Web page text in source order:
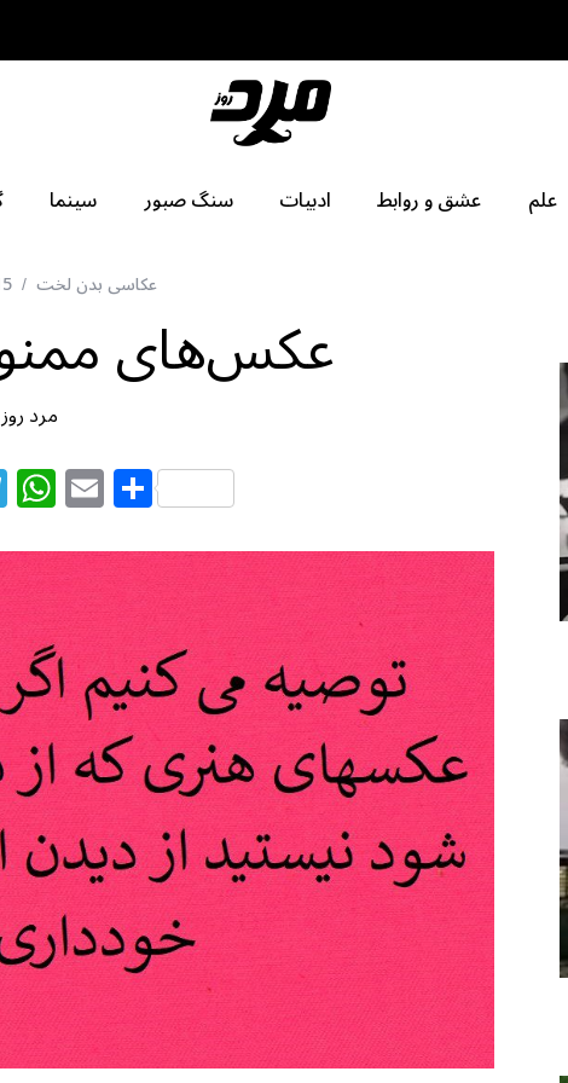
علم عشق و روابط ادبیات سنگ صبور سینما
عکاسی بدن لخت
عکس‌های
مرد روز
T
el
e
g
ra
m
W
h
at
s
A
p
p
E
m
ai
S
h
ar
e